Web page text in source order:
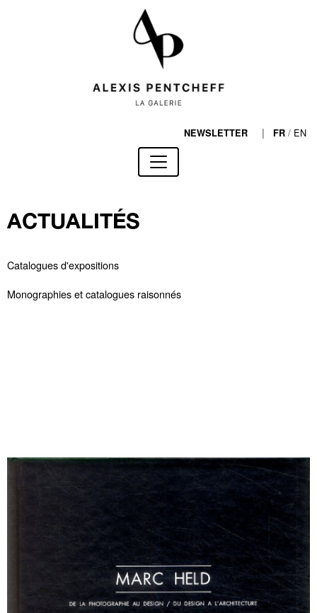
NEWSLETTER | FR / EN
ACTUALITÉS
Catalogues d'expositions
Monographies et catalogues raisonnés